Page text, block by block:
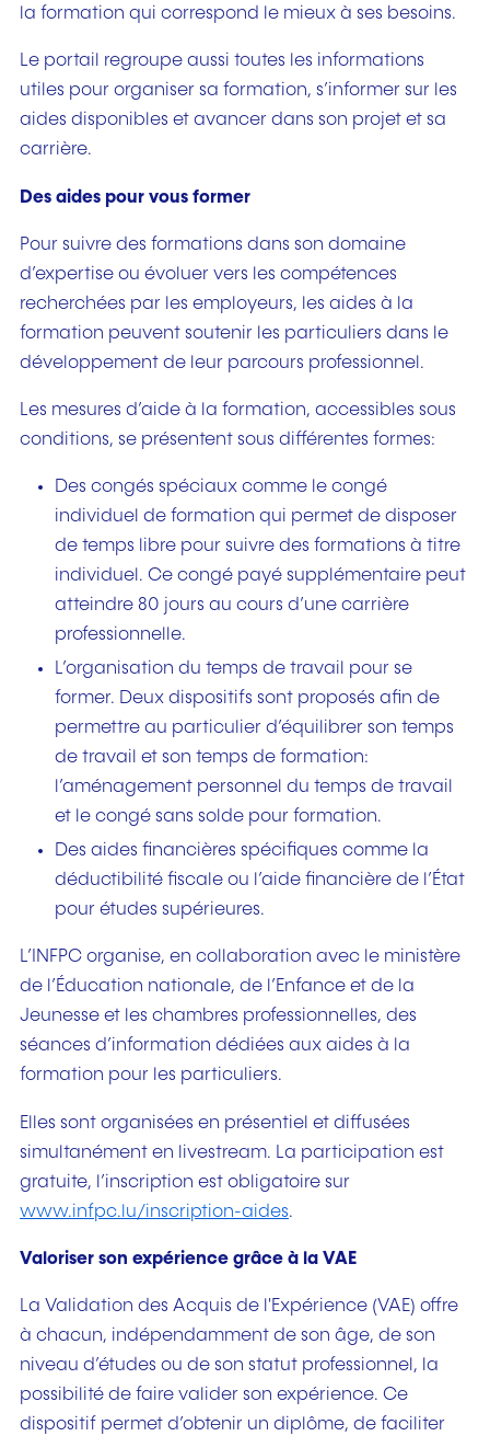
la formation qui correspond le mieux à ses besoins.
Le portail regroupe aussi toutes les informations
utiles pour organiser sa formation, s’informer sur les
aides disponibles et avancer dans son projet et sa
carrière.
Des aides pour vous former
Pour suivre des formations dans son domaine
d’expertise ou évoluer vers les compétences
recherchées par les employeurs, les aides à la
formation peuvent soutenir les particuliers dans le
développement de leur parcours professionnel.
Les mesures d’aide à la formation, accessibles sous
conditions, se présentent sous différentes formes:
Des congés spéciaux comme le congé
individuel de formation qui permet de disposer
de temps libre pour suivre des formations à titre
individuel. Ce congé payé supplémentaire peut
atteindre 80 jours au cours d’une carrière
professionnelle.
L’organisation du temps de travail pour se
former. Deux dispositifs sont proposés afin de
permettre au particulier d’équilibrer son temps
de travail et son temps de formation:
l’aménagement personnel du temps de travail
et le congé sans solde pour formation.
Des aides financières spécifiques comme la
déductibilité fiscale ou l’aide financière de l’État
pour études supérieures.
L’INFPC organise, en collaboration avec le ministère
de l’Éducation nationale, de l’Enfance et de la
Jeunesse et les chambres professionnelles, des
séances d’information dédiées aux aides à la
formation pour les particuliers.
Elles sont organisées en présentiel et diffusées
simultanément en livestream. La participation est
gratuite, l’inscription est obligatoire sur
www.infpc.lu/inscription-aides.
Valoriser son expérience grâce à la VAE
La Validation des Acquis de l'Expérience (VAE) offre
à chacun, indépendamment de son âge, de son
niveau d’études ou de son statut professionnel, la
possibilité de faire valider son expérience. Ce
dispositif permet d’obtenir un diplôme, de faciliter